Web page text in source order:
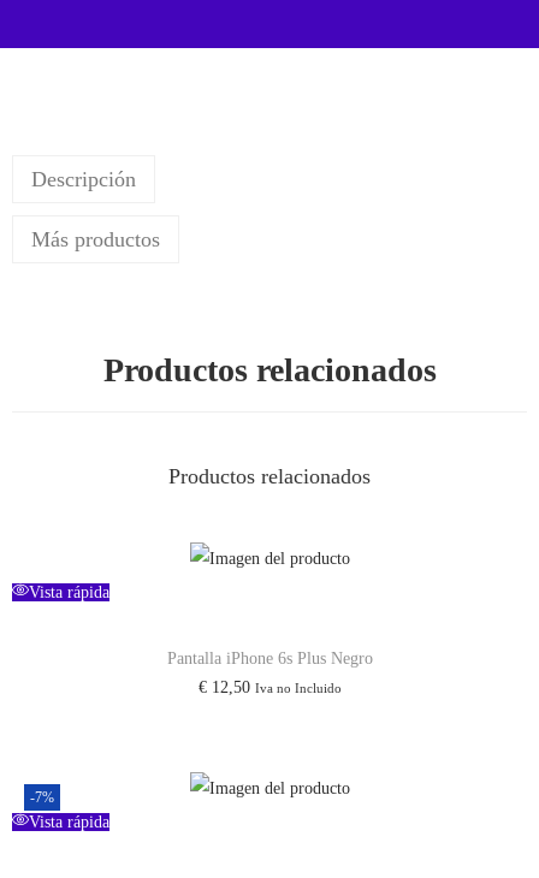
Descripción
Más productos
Productos relacionados
Productos relacionados
Vista rápida
Pantalla iPhone 6s Plus Negro
€12,50 Iva no Incluido
-7%
Vista rápida